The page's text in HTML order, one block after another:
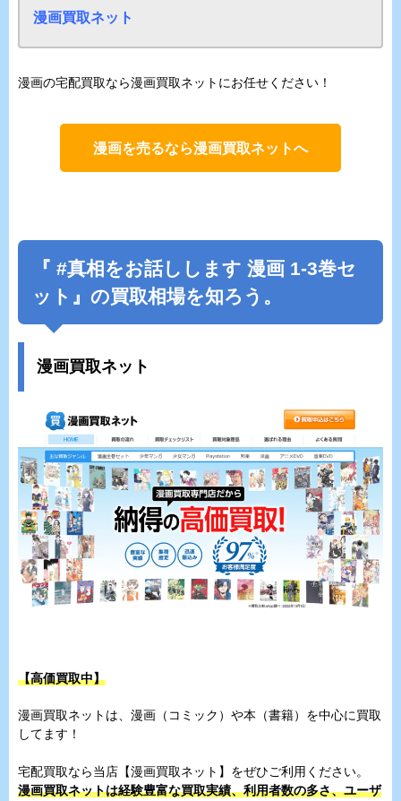
漫画買取ネット
漫画の宅配買取なら漫画買取ネットにお任せください！
漫画を売るなら漫画買取ネットへ
『 #真相をお話しします 漫画 1-3巻セ
ット』の買取相場を知ろう。
漫画買取ネット
【高価買取中】
漫画買取ネットは、漫画（コミック）や本（書籍）を中心に買取
してます！
宅配買取なら当店【漫画買取ネット】をぜひご利用ください。
漫画買取ネットは経験豊富な買取実績、利用者数の多さ、ユーザ